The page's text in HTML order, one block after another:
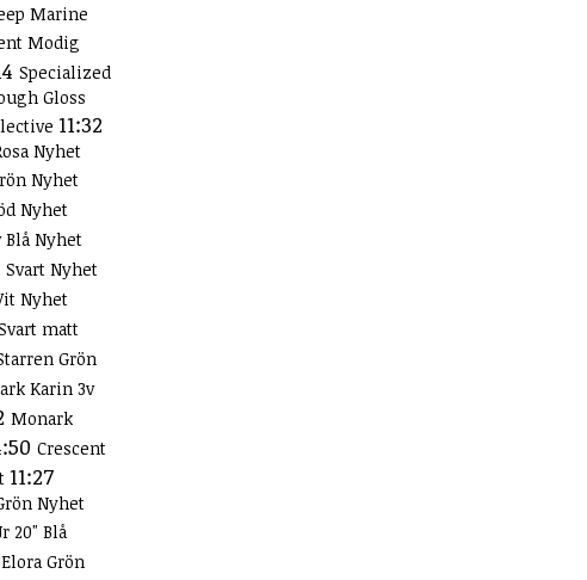
Marine
Modig
Specialized
Gloss
11:32
Nyhet
Nyhet
Nyhet
Nyhet
Svart Nyhet
Nyhet
matt
Grön
Karin 3v
Monark
Crescent
11:27
Nyhet
20" Blå
Grön